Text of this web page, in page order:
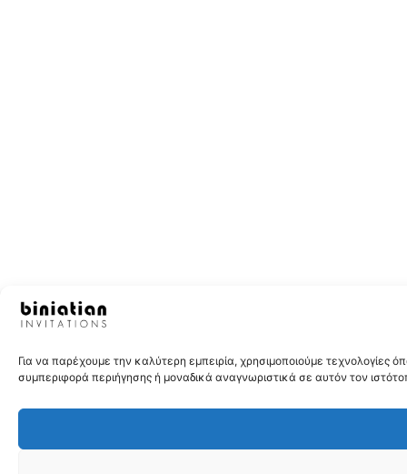
Για να παρέχουμε την καλύτερη εμπειρία, χρησιμοποιούμε
συμπεριφορά περιήγησης ή μοναδικά αναγνωριστικά σε αυτόν τον